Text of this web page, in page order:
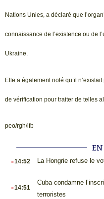
Nations Unies, a déclaré que
connaissance de l’existence ou de
Ukraine.
Elle a également noté qu’il
de vérification pour traiter de telles
peo/rgh/ifb
.14:52 La Hongrie refuse le
.14:51
Cuba condamne
terroristes